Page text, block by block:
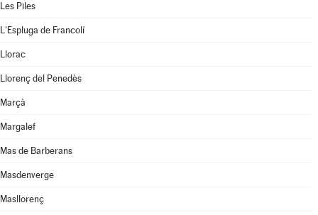
Les Piles
L'Espluga de Francolí
Llorac
Llorenç del Penedès
Marçà
Margalef
Mas de Barberans
Masdenverge
Masllorenç